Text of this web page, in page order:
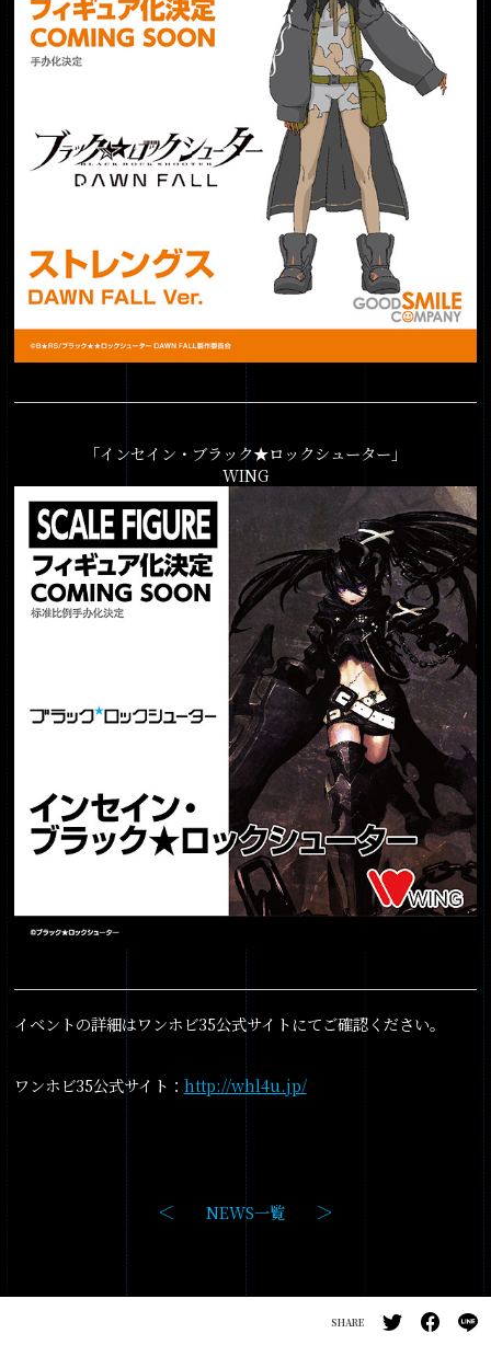
「インセイン・ブラック★ロックシューター」
WING
イベントの詳細はワンホビ35公式サイトにてご確認ください。
ワンホビ35公式サイト： http://whl4u.jp/
NEWS一覧
SHARE